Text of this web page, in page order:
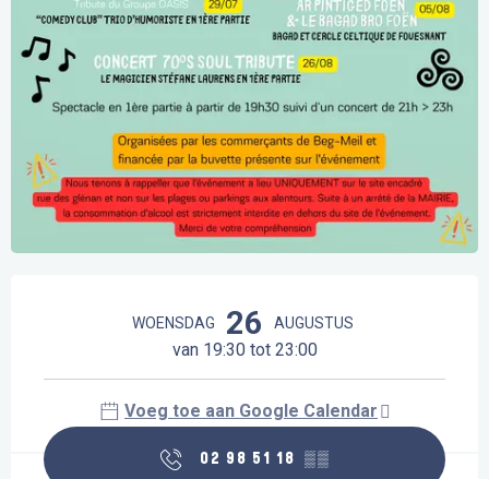
WOENSDAG 26 AUGUSTUS
van 19:30 tot 23:00
Voeg toe aan Google Calendar
02 98 51 18 ▒▒